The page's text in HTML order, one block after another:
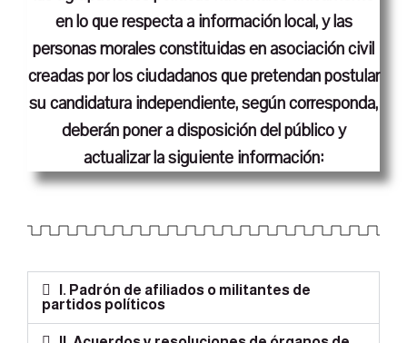
en lo que respecta a información local, y las
personas morales constituidas en asociación civil
creadas por los ciudadanos que pretendan postular
su candidatura independiente, según corresponda,
deberán poner a disposición del público y
actualizar la siguiente información:
I. Padrón de afiliados o militantes de
partidos políticos